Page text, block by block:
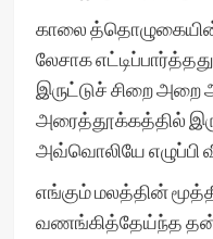
காலை
லேசாக
இருட்டுச் சிறை அறை
அரைத்தூக்கத்தில்
அவ்வொலியே எழுப்பி
எங்கும் மலத்தின்
வணங்கித்தேய்ந்த தன்